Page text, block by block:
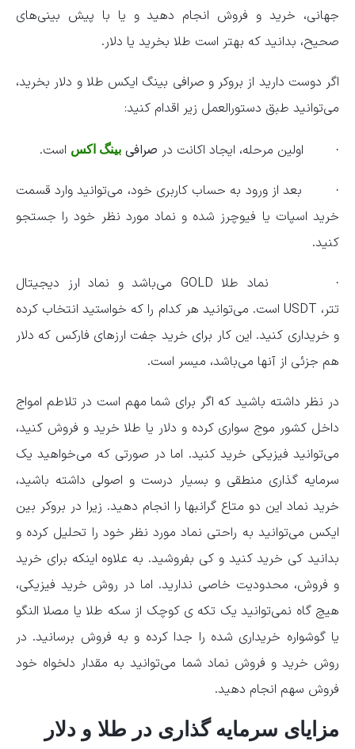
جهانی، خرید و فروش انجام دهید و یا با پیش بینی‌های
صحیح، بدانید که بهتر است طلا بخرید یا دلار.
اگر دوست دارید از بروکر و صرافی بینگ ایکس طلا و دلار بخرید،
می‌توانید طبق دستورالعمل زیر اقدام کنید:
· اولین مرحله، ایجاد اکانت در صرافی بینگ اکس است.
· بعد از ورود به حساب کاربری خود، می‌توانید وارد قسمت
خرید اسپات یا فیوچرز شده و نماد مورد نظر خود را جستجو
کنید.
· نماد طلا GOLD می‌باشد و نماد ارز دیجیتال
تتر، USDT است. می‌توانید هر کدام را که خواستید انتخاب کرده
و خریداری کنید. این کار برای خرید جفت ارزهای فارکس که دلار
هم جزئی از آنها می‌باشد، میسر است.
در نظر داشته باشید که اگر برای شما مهم است در تلاطم امواج
داخل کشور موج سواری کرده و دلار یا طلا خرید و فروش کنید،
می‌توانید فیزیکی خرید کنید. اما در صورتی که می‌خواهید یک
سرمایه گذاری منطقی و بسیار درست و اصولی داشته باشید،
خرید نماد این دو متاع گرانبها را انجام دهید. زیرا در بروکر بین
ایکس می‌توانید به راحتی نماد مورد نظر خود را تحلیل کرده و
بدانید کی خرید کنید و کی بفروشید. به علاوه اینکه برای خرید
و فروش، محدودیت خاصی ندارید. اما در روش خرید فیزیکی،
هیچ گاه نمی‌توانید یک تکه ی کوچک از سکه طلا یا مصلا النگو
یا گوشواره خریداری شده را جدا کرده و به فروش برسانید. در
روش خرید و فروش نماد شما می‌توانید به مقدار دلخواه خود
فروش سهم انجام دهید.
مزایای سرمایه گذاری در طلا و دلار